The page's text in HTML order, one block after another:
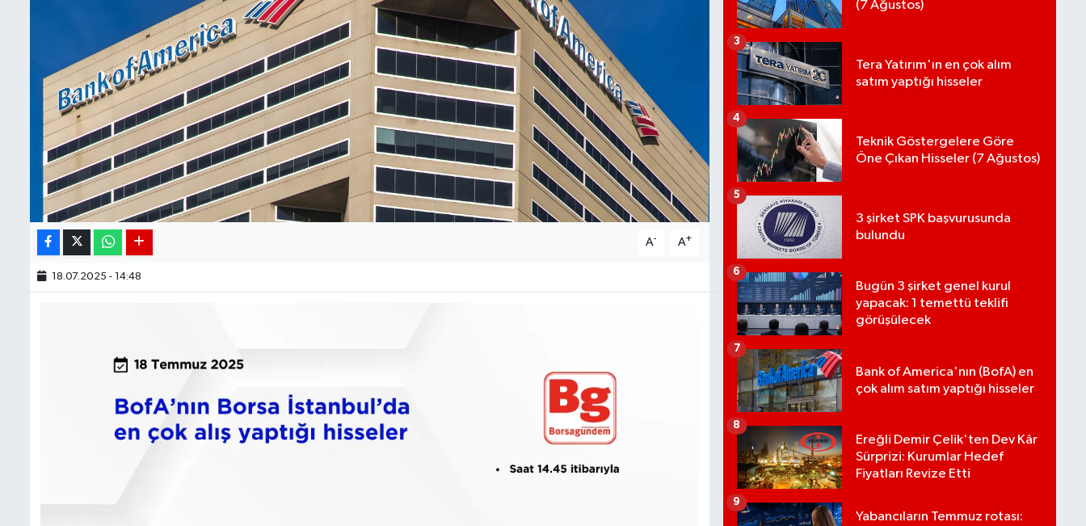
A- A+
18.07.2025 - 14:48
(7 Ağustos)
Tera Yatırım'ın en çok alım
satım yaptığı hisseler
3
Teknik Göstergelere Göre
Öne Çıkan Hisseler (7 Ağustos)
4
3 şirket SPK başvurusunda
bulundu
5
Bugün 3 şirket genel kurul
yapacak: 1 temettü teklifi
görüşülecek
6
Bank of America'nın (BofA) en
çok alım satım yaptığı hisseler
7
Ereğli Demir Çelik'ten Dev Kâr
Sürprizi: Kurumlar Hedef
Fiyatları Revize Etti
8
Yabancıların Temmuz rotası:
9